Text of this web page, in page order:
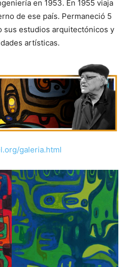
en 1953. En 1955 viaja
de ese país. Permaneció 5
sus estudios arquitectónicos y
artísticas.
galeria.html